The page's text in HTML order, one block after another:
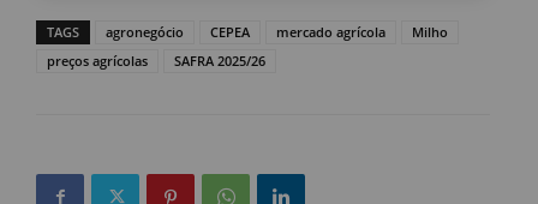
TAGS agronegócio CEPEA mercado agrícola
Milho
preços agrícolas
SAFRA 2025/26